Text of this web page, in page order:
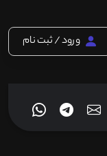
ورود / ثبت نام